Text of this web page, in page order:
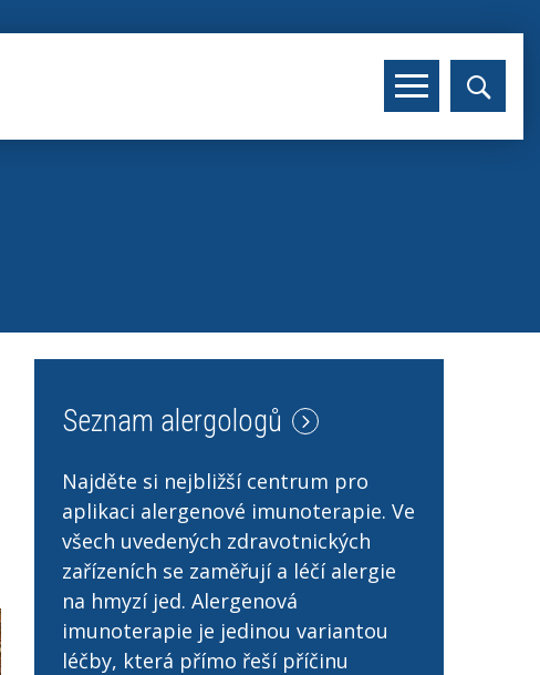
Seznam alergologů
Najděte si nejbližší centrum pro
aplikaci alergenové imunoterapie. Ve
všech uvedených zdravotnických
zařízeních se zaměřují a léčí alergie
na hmyzí jed. Alergenová
imunoterapie je jedinou variantou
léčby, která přímo řeší příčinu